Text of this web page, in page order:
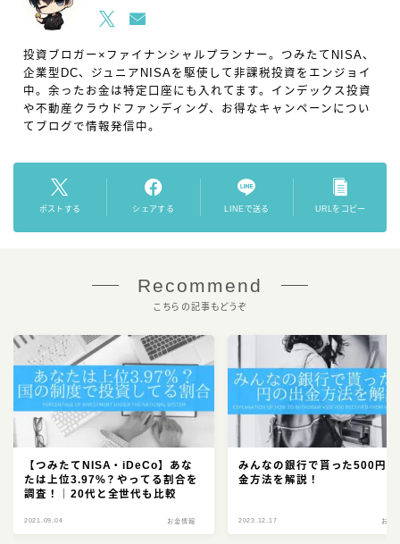
投資ブロガー×ファイナンシャルプランナー。つみたてNISA、
企業型DC、ジュニアNISAを駆使して非課税投資をエンジョイ
中。余ったお金は特定口座にも入れてます。インデックス投資
や不動産クラウドファンディング、お得なキャンペーンについ
てブログで情報発信中。
ポストする シェアする LINEで送る URLをコピー
Recommend
こちらの記事もどうぞ
【つみたてNISA・iDeCo】あな
たは上位3.97%？やってる割合を
調査！｜20代と全世代も比較
2021.09.04 お金情報
みんなの銀行で貰った500円の
金方法を解説！
2023.12.17 お金